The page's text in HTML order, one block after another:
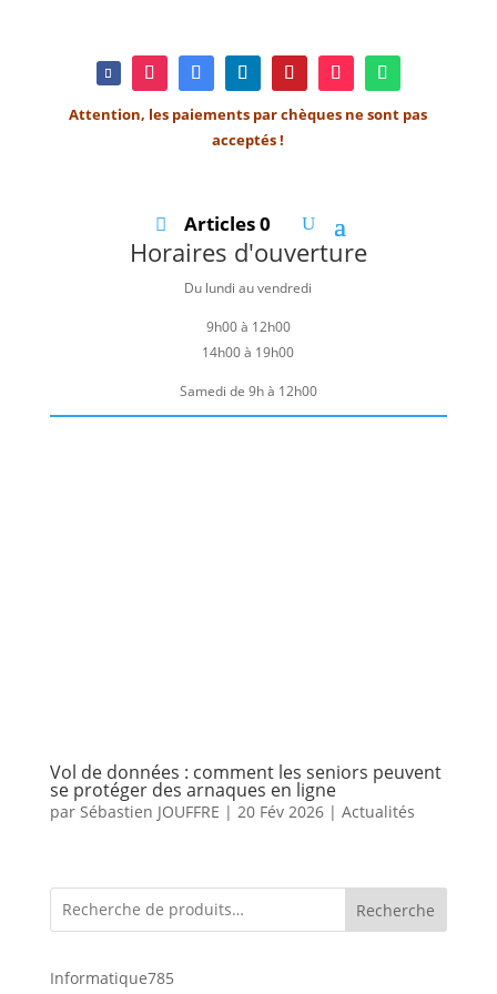
Attention, les paiements par chèques ne sont pas
acceptés !
Articles 0
Horaires d'ouverture
Du lundi au vendredi
9h00 à 12h00
14h00 à 19h00
Samedi de 9h à 12h00
Vol de données : comment les seniors peuvent
se protéger des arnaques en ligne
par Sébastien JOUFFRE | 20 Fév 2026| Actualités
Recherche
Informatique785785